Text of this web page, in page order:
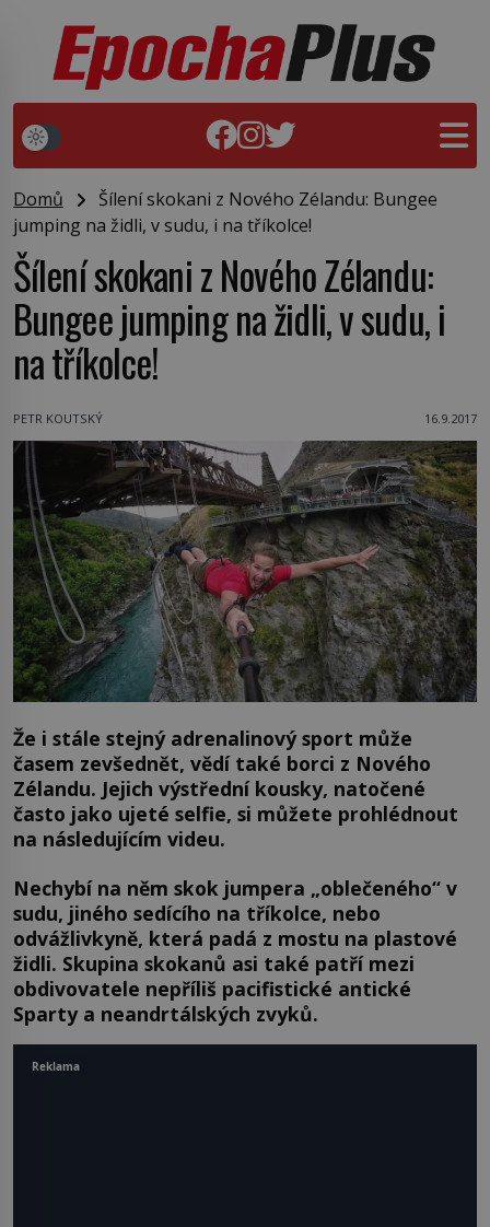
Domů
Šílení skokani z Nového Zélandu: Bungee
jumping na židli, v sudu, i na tříkolce!
Šílení skokani z Nového Zélandu:
Bungee jumping na židli, v sudu, i
na tříkolce!
PETR KOUTSKÝ 16.9.2017
Že i stále stejný adrenalinový sport může
časem zevšednět, vědí také borci z Nového
Zélandu. Jejich výstřední kousky, natočené
často jako ujeté selfie, si můžete prohlédnout
na následujícím videu.
Nechybí na něm skok jumpera „oblečeného“ v
sudu, jiného sedícího na tříkolce, nebo
odvážlivkyně, která padá z mostu na plastové
židli. Skupina skokanů asi také patří mezi
obdivovatele nepříliš pacifistické antické
Sparty a neandrtálských zvyků.
Reklama